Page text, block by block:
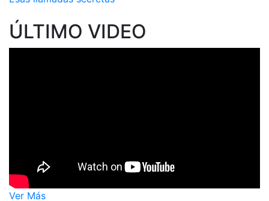
ÚLTIMO VIDEO
Ver Más